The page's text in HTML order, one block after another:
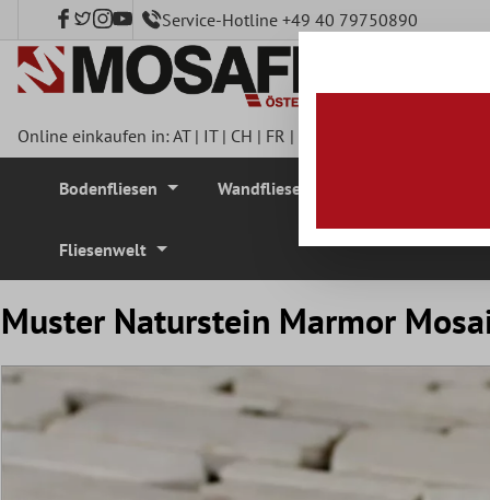
springen Service-Hotline +49 40 79750890
Online einkaufen in:AT| IT| CH | FR |
Bodenfliesen Wandfliesen
Fliesenwelt
Muster Naturstein Marmor